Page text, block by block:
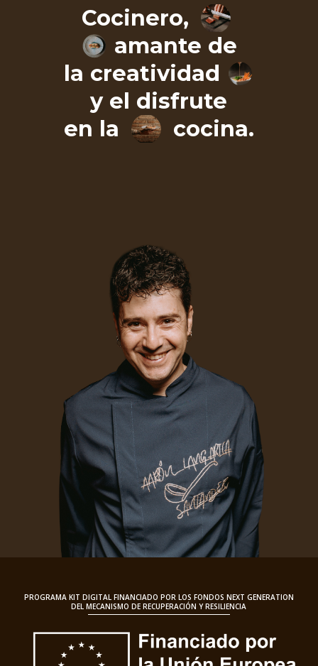
Cocinero,
amante de
la creatividad
y el disfrute
en la
cocina.
PROGRAMA KIT DIGITAL FINANCIADO POR LOS FONDOS NEXT GENERATION
DEL MECANISMO DE RECUPERACIÓN Y RESILIENCIA